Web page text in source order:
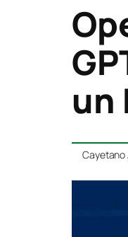
un
Cayetano